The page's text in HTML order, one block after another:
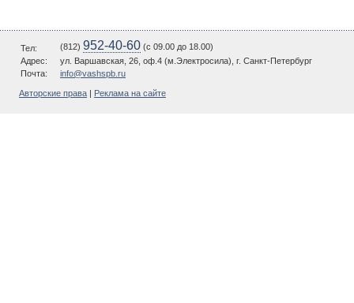
Тел: (812) 952-40-60 (c 09.00 до 18.00)
Адрес:
ул. Варшавская, 26, оф.4 (м.Электросила), г. Санкт-Петербург
Почта:
info@vashspb.ru
Авторские права Реклама на сайте